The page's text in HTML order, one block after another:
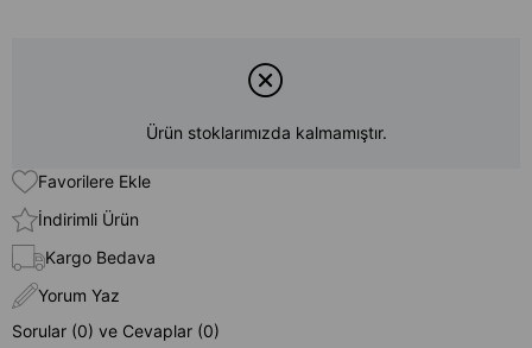
Ürün stoklarımızda kalmamıştır.
Favorilere Ekle
İndirimli Ürün
Kargo Bedava
Yorum Yaz
Sorular (0) ve Cevaplar (0)